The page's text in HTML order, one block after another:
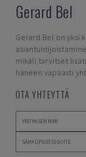
Gerard Bel
Gerard Bel on yksi
mikäli tarvitset
häneen vapaasti
OTA YHTEYTTÄ